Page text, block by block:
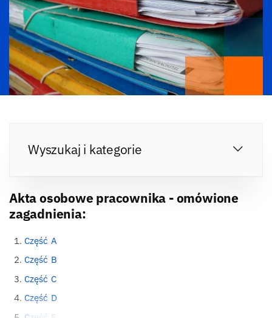
Wyszukaj i kategorie
Akta osobowe pracownika - omówione
zagadnienia:
Część A
Część B
Część C
Część D